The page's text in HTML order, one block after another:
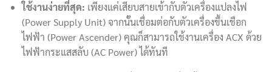
ใช้งานง่ายที่สุด: เพียงแค่เสียบสายเข้ากับตัวเครื่องแปลงไฟ
(Power Supply Unit) จากนั้นเชื่อมต่อกับตัวเครื่องขึ้นเชือก
ไฟฟ้า (Power Ascender) คุณก็สามารถใช้งานเครื่อง ACX ด้วย
ไฟฟ้ากระแสสลับ (AC Power) ได้ทันที